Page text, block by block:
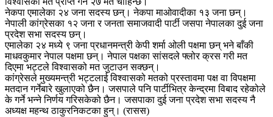
नेकपा एमालेका २४ जना सदस्य छन्। नेकपा माओवादीका १३ जना छन्।
नेपाली कांग्रेसका १२ जना र जनता समाजवादी पार्टी जसपा नेपालका दुई जना
प्रदेश सभा सदस्य छन्।
एमालेका २४ मध्ये ९ जना प्रधानमन्त्री केपी शर्मा ओली पक्षमा छन् भने बाँकी
माधवकुमार नेपाल पक्षमा छन्। नेपाल पक्षका सांसदले फ्लोर क्रस गरी मत
दिएमा भट्टले विश्वासको मत जुटाउन सक्छन्।
कांग्रेसले मुख्यमन्त्री भट्टलाई विश्वासको मतको प्रस्तावमा पक्ष वा विपक्षमा
मतदान गर्नेबारे खुलाएको छैन। जसपाले पनि पार्टीभित्र केन्द्रमा विबाद रहेकोले
के गर्ने भन्ने निर्णय गरिसकेको छैन। जसपाका दुई जना प्रदेश सभा सदस्य नै
अध्यक्ष महन्थ ठाकुरनिकटका हुन्। (रासस)